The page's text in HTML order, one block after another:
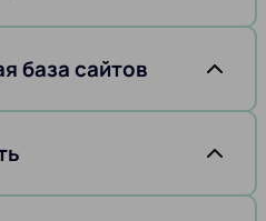
база сайтов